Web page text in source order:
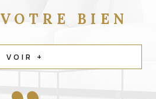
VOTRE BIEN
VOIR +